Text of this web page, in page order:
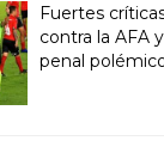
Fuertes
contra la AFA
penal